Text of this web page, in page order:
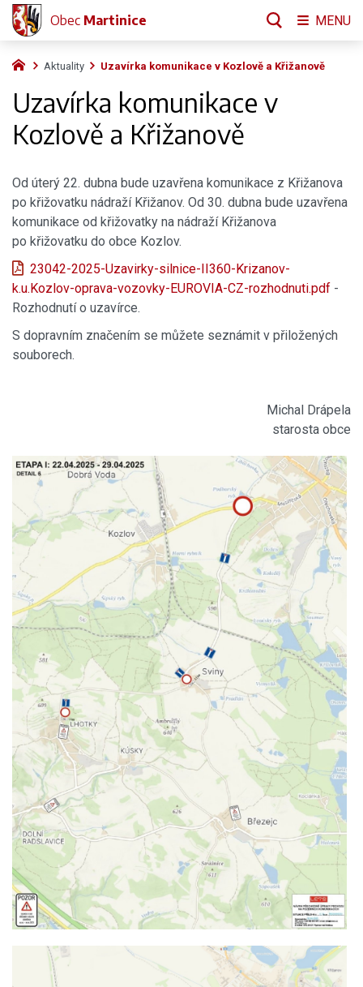
Aktuality Uzavírka komunikace v Kozlově a Křižanově
Uzavírka komunikace v
Kozlově a Křižanově
Od úterý 22. dubna bude uzavřena komunikace z Křižanova
po křižovatku nádraží Křižanov. Od 30. dubna bude uzavřena
komunikace od křižovatky na nádraží Křižanova
po křižovatku do obce Kozlov.
23042-2025-Uzavirky-silnice-II360-Krizanov-
k.u.Kozlov-oprava-vozovky-EUROVIA-CZ-rozhodnuti.pdf -
Rozhodnutí o uzavírce.
S dopravním značením se můžete seznámit v přiložených
souborech.
Michal Drápela
starosta obce
Obec Martinice MENU